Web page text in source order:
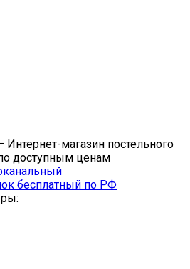
магазин постельного
доступным ценам
бесплатный по РФ